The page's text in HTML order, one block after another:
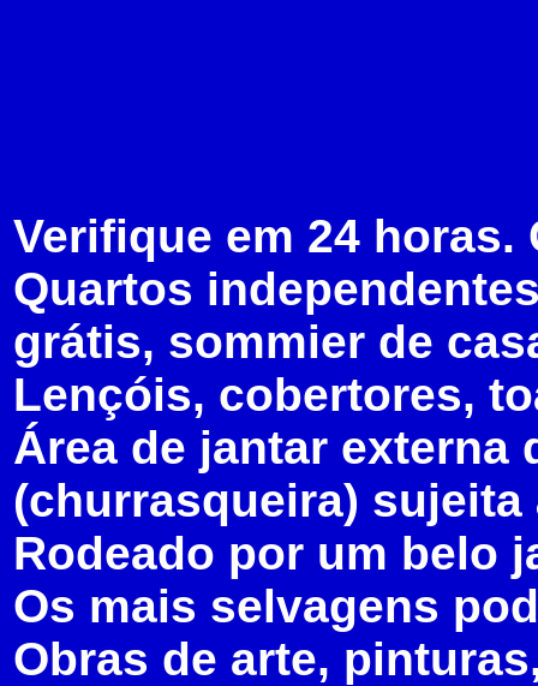
Verifique em 24 horas.
Quartos
grátis, sommier de
Lençóis, cobertores,
Área de jantar
(churrasqueira)
Rodeado por um belo
Os mais selvagens
Obras de arte,